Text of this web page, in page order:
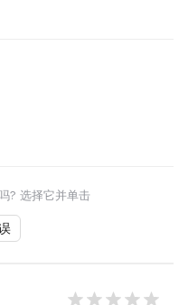
? 选择它并单击